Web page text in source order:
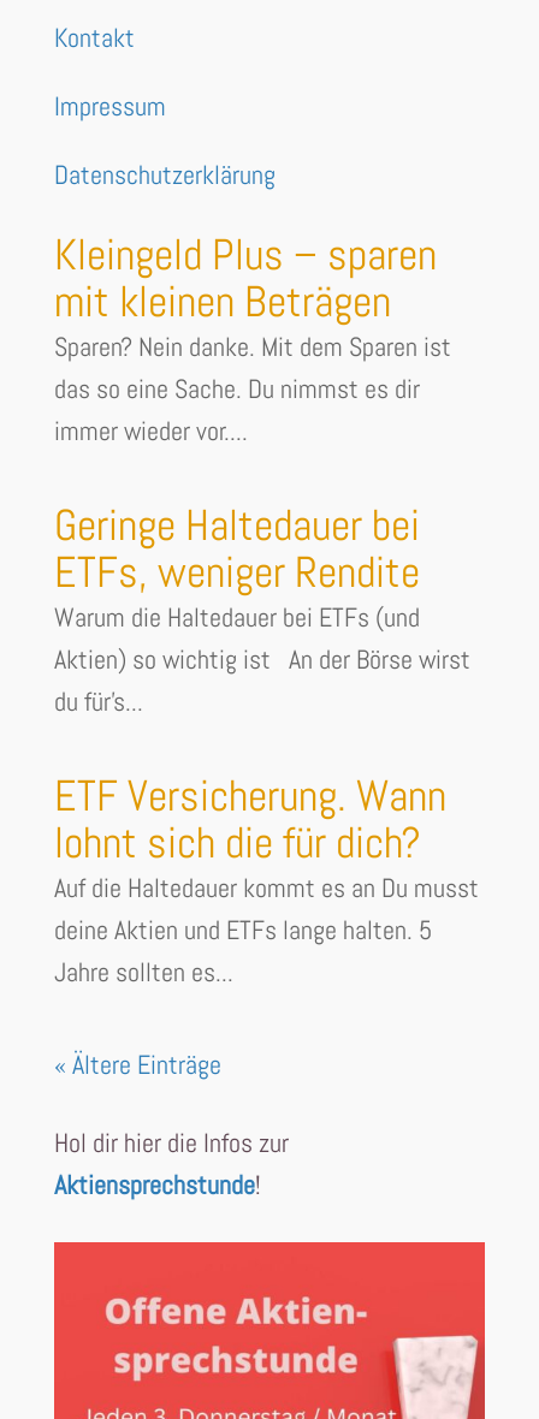
Kontakt
Impressum
Datenschutzerklärung
Kleingeld Plus – sparen
mit kleinen Beträgen
Sparen? Nein danke. Mit dem Sparen ist
das so eine Sache. Du nimmst es dir
immer wieder vor....
Geringe Haltedauer bei
ETFs, weniger Rendite
Warum die Haltedauer bei ETFs (und
Aktien) so wichtig ist An der Börse wirst
du für's...
ETF Versicherung. Wann
lohnt sich die für dich?
Auf die Haltedauer kommt es an Du musst
deine Aktien und ETFs lange halten. 5
Jahre sollten es...
« Ältere Einträge
Hol dir hier die Infos zur
Aktiensprechstunde!